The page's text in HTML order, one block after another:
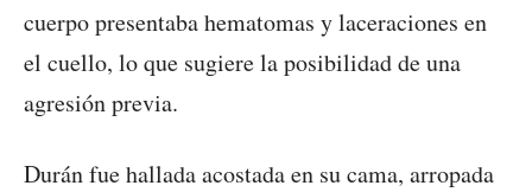
cuerpo presentaba hematomas y laceraciones en
el cuello, lo que sugiere la posibilidad de una
agresión previa.
Durán fue hallada acostada en su cama, arropada